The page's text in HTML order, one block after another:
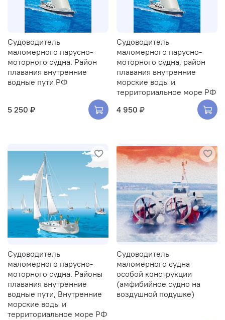
Судоводитель
маломерного парусно-
моторного судна. Район
плавания внутренние
водные пути РФ
5 250 ₽
Судоводитель
маломерного парусно-
моторного судна, район
плавания внутренние
морские воды и
территориальное море РФ
4 950 ₽
Судоводитель
маломерного парусно-
моторного судна. Районы
плавания внутренние
водные пути, Внутренние
морские воды и
территориальное море РФ
Судоводитель
маломерного судна
особой конструкции
(амфибийное судно на
воздушной подушке)